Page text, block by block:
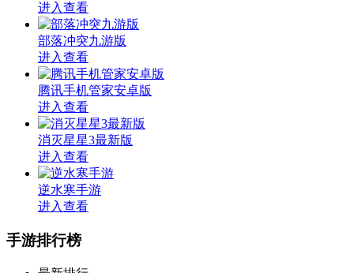
进入查看
部落冲突九游版
进入查看
腾讯手机管家安卓版
进入查看
消灭星星3最新版
进入查看
逆水寒手游
进入查看
手游排行榜